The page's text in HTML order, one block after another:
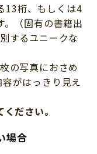
13桁、もしくは4
（固有の書籍出
するユニークな
の写真におさめ
がはっきり見え
ださい。
場合